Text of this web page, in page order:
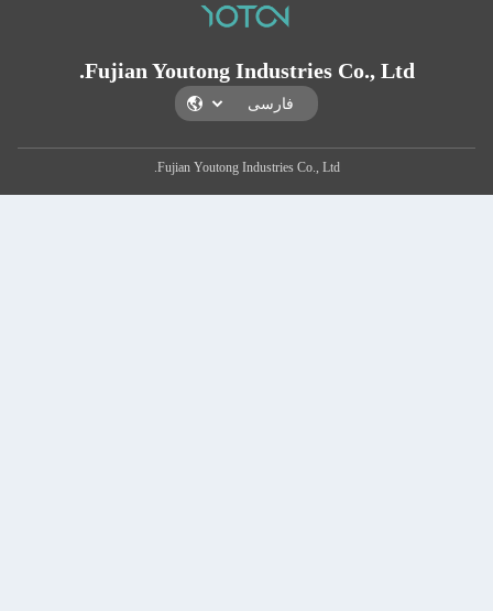
Fujian Youtong Industries Co.,
Fujian Youtong Industries Co., Ltd.